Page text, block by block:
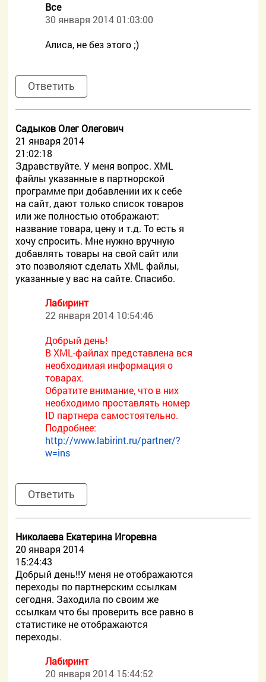
Все
30 января 2014 01:03:00
Алиса, не без этого ;)
Ответить
Садыков Олег Олегович
21 января 2014
21:02:18
Здравствуйте. У меня вопрос. XML
файлы указанные в партнорской
программе при добавлении их к себе
на сайт, дают только список товаров
или же полностью отображают:
название товара, цену и т.д. То есть я
хочу спросить. Мне нужно вручную
добавлять товары на свой сайт или
это позволяют сделать XML файлы,
указанные у вас на сайте. Спасибо.
Лабиринт
22 января 2014 10:54:46
Добрый день!
В XML-файлах представлена вся
необходимая информация о
товарах.
Обратите внимание, что в них
необходимо проставлять номер
ID партнера самостоятельно.
Подробнее:
http://www.labirint.ru/partner/?
w=ins
Ответить
Николаева Екатерина Игоревна
20 января 2014
15:24:43
Добрый день!!У меня не отображаются
переходы по партнерским ссылкам
сегодня. Заходила по своим же
ссылкам что бы проверить все равно в
статистике не отображаются
переходы.
Лабиринт
20 января 2014 15:44:52